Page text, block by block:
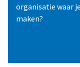
organisatie waar
maken?